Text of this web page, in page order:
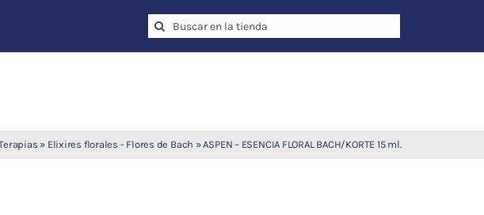
Search
» Elixires florales - Flores de Bach »ASPEN – ESENCIA FLORAL BACH/KORTE 15 ml.